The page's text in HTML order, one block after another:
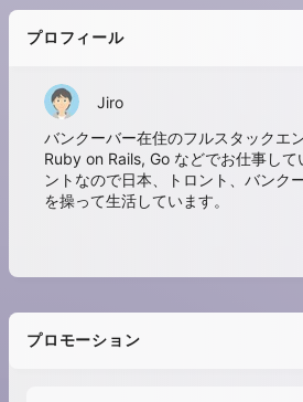
プロフィール
Jiro
バンクーバー在住のフルスタックエ
Ruby on Rails, Go などでお仕事して
ントなので日本、トロント、バンク
を操って生活しています。
プロモーション